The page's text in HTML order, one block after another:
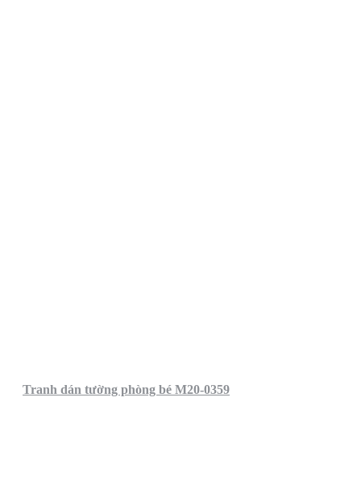
Tranh dán tường phòng bé M20-0359